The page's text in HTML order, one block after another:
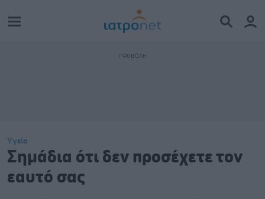
Υγεία
Σημάδια ότι δεν προσέχετε τον
εαυτό σας